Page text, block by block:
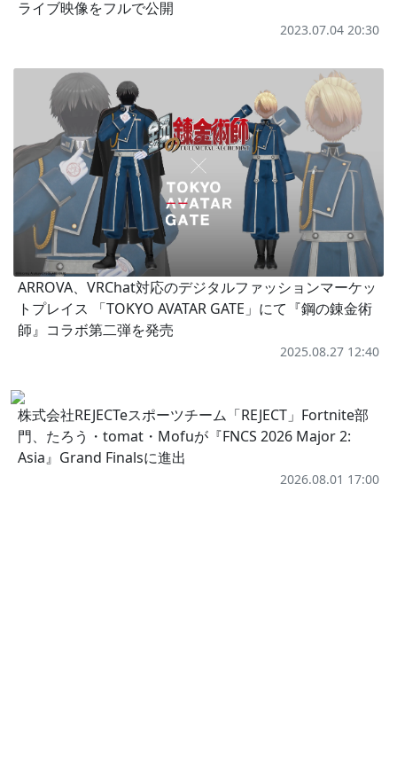
ライブ映像をフルで公開
2023.07.04 20:30
ARROVA、VRChat対応のデジタルファッションマーケッ
トプレイス 「TOKYO AVATAR GATE」にて『鋼の錬金術
師』コラボ第二弾を発売
2025.08.27 12:40
株式会社REJECTeスポーツチーム「REJECT」Fortnite部
門、たろう・tomat・Mofuが『FNCS 2026 Major 2:
Asia』Grand Finalsに進出
2026.08.01 17:00